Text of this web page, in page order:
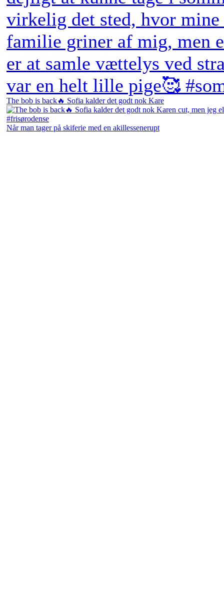
The bob is back🔥 Sofia kalder det godt nok Kare
Når man tager på skiferie med en akillessenerupt